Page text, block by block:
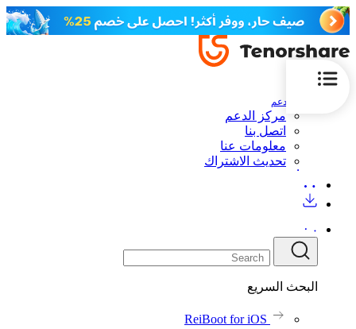
الدعم
مركز الدعم
اتصل بنا
معلومات عنا
تحديث الاشتراك
البحث السريع
ReiBoot for iOS